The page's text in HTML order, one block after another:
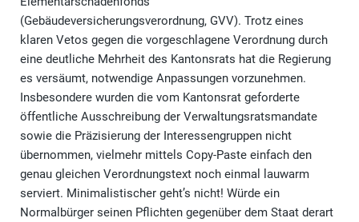
(Gebäudeversicherungsverordnung, GVV). Trotz eines
klaren Vetos gegen die vorgeschlagene Verordnung durch
eine deutliche Mehrheit des Kantonsrats hat die Regierung
es versäumt, notwendige Anpassungen vorzunehmen.
Insbesondere wurden die vom Kantonsrat geforderte
öffentliche Ausschreibung der Verwaltungsratsmandate
sowie die Präzisierung der Interessengruppen nicht
übernommen, vielmehr mittels Copy-Paste einfach den
genau gleichen Verordnungstext noch einmal lauwarm
serviert. Minimalistischer geht’s nicht! Würde ein
Normalbürger seinen Pflichten gegenüber dem Staat derart